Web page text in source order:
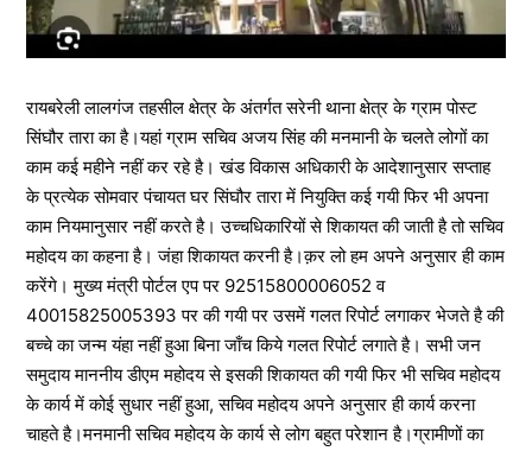
रायबरेली लालगंज तहसील क्षेत्र के अंतर्गत सरेनी थाना क्षेत्र के ग्राम पोस्ट
सिंघौर तारा का है।यहां ग्राम सचिव अजय सिंह की मनमानी के चलते लोगों का
काम कई महीने नहीं कर रहे है। खंड विकास अधिकारी के आदेशानुसार सप्ताह
के प्रत्येक सोमवार पंचायत घर सिंघौर तारा में नियुक्ति कई गयी फिर भी अपना
काम नियमानुसार नहीं करते है। उच्चधिकारियों से शिकायत की जाती है तो सचिव
महोदय का कहना है। जंहा शिकायत करनी है।क़र लो हम अपने अनुसार ही काम
करेंगे। मुख्य मंत्री पोर्टल एप पर 92515800006052 व
40015825005393 पर की गयी पर उसमें गलत रिपोर्ट लगाकर भेजते है की
बच्चे का जन्म यंहा नहीं हुआ बिना जाँच किये गलत रिपोर्ट लगाते है। सभी जन
समुदाय माननीय डीएम महोदय से इसकी शिकायत की गयी फिर भी सचिव महोदय
के कार्य में कोई सुधार नहीं हुआ, सचिव महोदय अपने अनुसार ही कार्य करना
चाहते है।मनमानी सचिव महोदय के कार्य से लोग बहुत परेशान है।ग्रामीणों का